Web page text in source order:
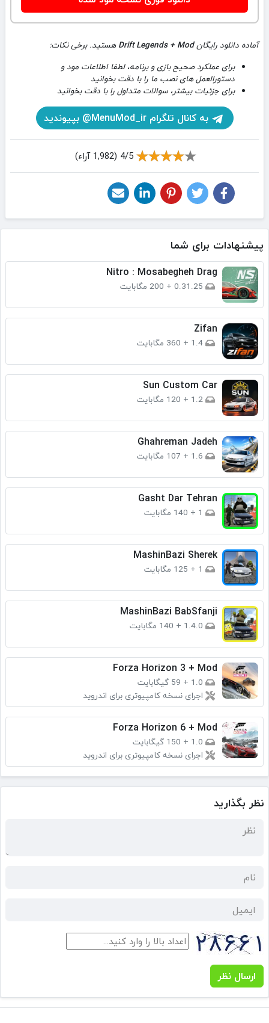
آماده دانلود رایگانDrift Legends + Mod هستید. برخی نکات:
برای عملکرد صحیح بازی و برنامه، لطفا اطلاعات مود و
دستورالعمل های نصب ما را با دقت بخوانید
برای جزئیات بیشتر، سوالات متداول را با دقت بخوانید
به کانال تلگرام MenuMod_ir@ بپیوندید
4/5 (1,982 آراء)
پیشنهادات برای شما
Nitro : Mosabegheh Drag
0.31.25
+ 200 مگابایت
Zifan
1.4
+ 360 مگابایت
Sun Custom Car
1.2
+ 120 مگابایت
Ghahreman Jadeh
1.6
+ 107 مگابایت
Gasht Dar Tehran
1
+ 140 مگابایت
MashinBazi Sherek
1
+ 125 مگابایت
MashinBazi BabSfanji
1.4.0
+ 140 مگابایت
Forza Horizon 3 + Mod
1.0
+ 59 گیگابایت
اجرای نسخه کامپیوتری برای اندروید
Forza Horizon 6 + Mod
1.0
+ 150 گیگابایت
اجرای نسخه کامپیوتری برای اندروید
نظر بگذارید
ارسال نظر